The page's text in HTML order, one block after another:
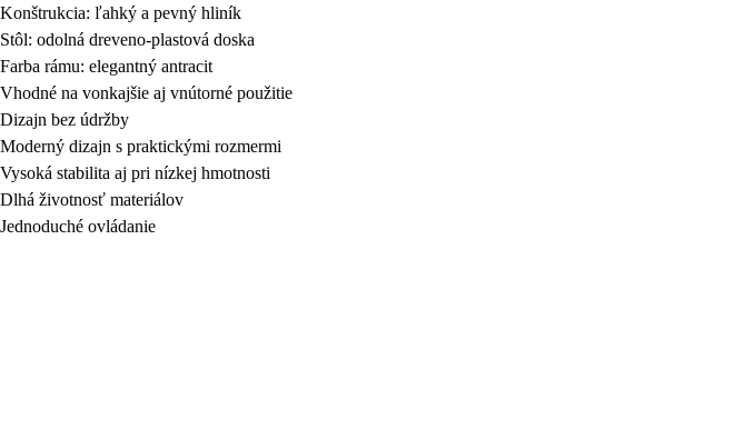
Konštrukcia: ľahký a pevný hliník
Stôl: odolná dreveno-plastová doska
Farba rámu: elegantný antracit
Vhodné na vonkajšie aj vnútorné použitie
Dizajn bez údržby
Moderný dizajn s praktickými rozmermi
Vysoká stabilita aj pri nízkej hmotnosti
Dlhá životnosť materiálov
Jednoduché ovládanie